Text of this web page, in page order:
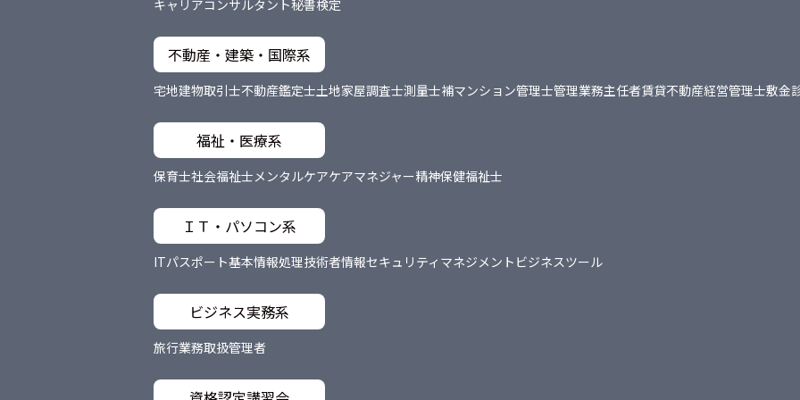
キャリアコンサルタント秘書検定
不動産・建築・国際系
宅地建物取引士不動産鑑定士土地家屋調査士測量士補マンション管理士管理業務主任者賃貸不動産経営管理士敷金
福祉・医療系
保育士社会福祉士メンタルケアケアマネジャー精神保健福祉士
ＩＴ・パソコン系
ITパスポート基本情報処理技術者情報セキュリティマネジメント ビジネスツール
ビジネス実務系
旅行業務取扱管理者